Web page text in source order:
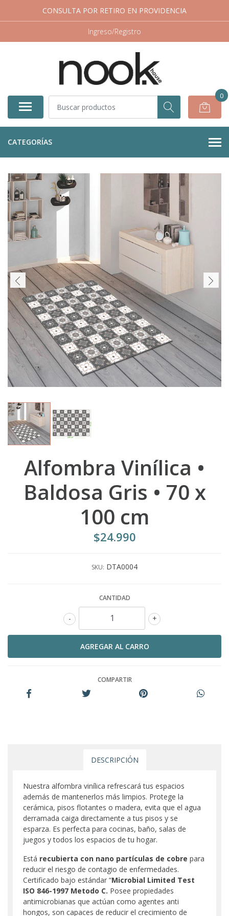
CONSULTA POR RETIRO EN PROVIDENCIA
Ingreso/Registro
0
CATEGORÍAS
Alfombra Vinílica •
Baldosa Gris • 70 x
100 cm
$24.990
SKU: DTA0004
CANTIDAD
+
-
COMPARTIR
DESCRIPCIÓN
Nuestra alfombra vinílica refrescará tus espacios
además de mantenerlos más limpios. Protege la
cerámica, pisos flotantes o madera, evita que el agua
derramada caiga directamente a tus pisos y se
esparza. Es perfecta para cocinas, baño, salas de
juegos y todos los espacios de tu hogar.
Está recubierta con nano partículas de cobre para
reducir el riesgo de contagio de enfermedades.
Certificado bajo estándar “Microbial Limited Test
ISO 846-1997 Metodo C. Posee propiedades
antimicrobianas que actúan como agentes anti
hongos, son capaces de reducir el crecimiento de